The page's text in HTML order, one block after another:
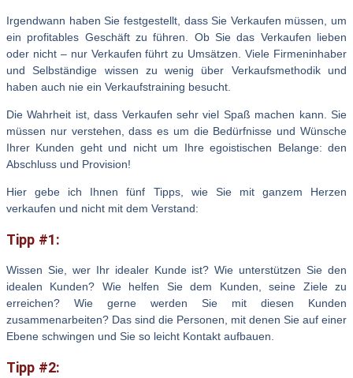
Irgendwann haben Sie festgestellt, dass Sie Verkaufen müssen, um
ein profitables Geschäft zu führen. Ob Sie das Verkaufen lieben
oder nicht – nur Verkaufen führt zu Umsätzen. Viele Firmeninhaber
und Selbständige wissen zu wenig über Verkaufsmethodik und
haben auch nie ein Verkaufstraining besucht.
Die Wahrheit ist, dass Verkaufen sehr viel Spaß machen kann. Sie
müssen nur verstehen, dass es um die Bedürfnisse und Wünsche
Ihrer Kunden geht und nicht um Ihre egoistischen Belange: den
Abschluss und Provision!
Hier gebe ich Ihnen fünf Tipps, wie Sie mit ganzem Herzen
verkaufen und nicht mit dem Verstand:
Tipp #1:
Wissen Sie, wer Ihr idealer Kunde ist? Wie unterstützen Sie den
idealen Kunden? Wie helfen Sie dem Kunden, seine Ziele zu
erreichen? Wie gerne werden Sie mit diesen Kunden
zusammenarbeiten? Das sind die Personen, mit denen Sie auf einer
Ebene schwingen und Sie so leicht Kontakt aufbauen.
Tipp #2: